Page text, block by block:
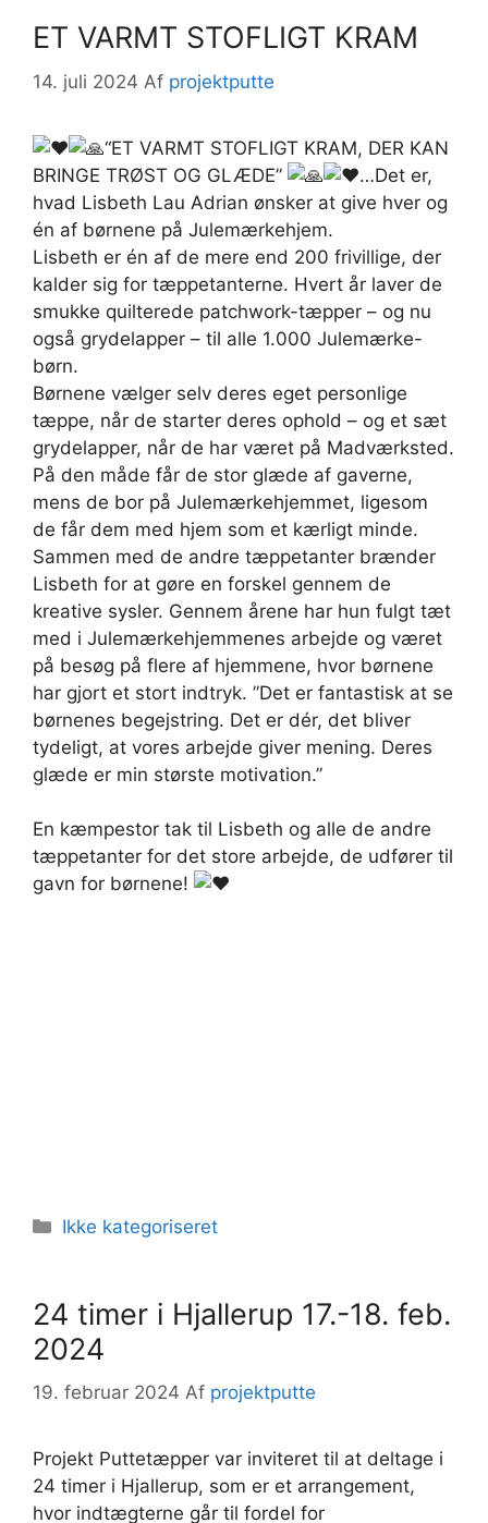
ET VARMT STOFLIGT KRAM
14. juli 2024 Af projektputte
“ET VARMT STOFLIGT KRAM, DER KAN
BRINGE TRØST OG GLÆDE”
…Det er,
hvad Lisbeth Lau Adrian ønsker at give hver og
én af børnene på Julemærkehjem.
Lisbeth er én af de mere end 200 frivillige, der
kalder sig for tæppetanterne. Hvert år laver de
smukke quilterede patchwork-tæpper – og nu
også grydelapper – til alle 1.000 Julemærke-
børn.
Børnene vælger selv deres eget personlige
tæppe, når de starter deres ophold – og et sæt
grydelapper, når de har været på Madværksted.
På den måde får de stor glæde af gaverne,
mens de bor på Julemærkehjemmet, ligesom
de får dem med hjem som et kærligt minde.
Sammen med de andre tæppetanter brænder
Lisbeth for at gøre en forskel gennem de
kreative sysler. Gennem årene har hun fulgt tæt
med i Julemærkehjemmenes arbejde og været
på besøg på flere af hjemmene, hvor børnene
har gjort et stort indtryk. ”Det er fantastisk at se
børnenes begejstring. Det er dér, det bliver
tydeligt, at vores arbejde giver mening. Deres
glæde er min største motivation.”
En kæmpestor tak til Lisbeth og alle de andre
tæppetanter for det store arbejde, de udfører til
gavn for børnene!
Kategorier
Ikke kategoriseret
24 timer i Hjallerup 17.-18. feb.
2024
19. februar 2024 Af projektputte
Projekt Puttetæpper var inviteret til at deltage i
24 timer i Hjallerup, som er et arrangement,
hvor indtægterne går til fordel for